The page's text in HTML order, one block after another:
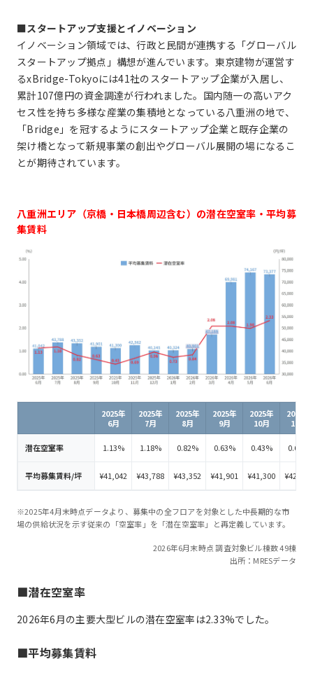
■スタートアップ支援とイノベーション
イノベーション領域では、行政と民間が連携する「グローバル
スタートアップ拠点」構想が進んでいます。東京建物が運営す
るxBridge-Tokyoには41社のスタートアップ企業が入居し、
累計107億円の資金調達が行われました。国内随一の高いアク
セス性を持ち多様な産業の集積地となっている八重洲の地で、
「Bridge」を冠するようにスタートアップ企業と既存企業の
架け橋となって新規事業の創出やグローバル展開の場になるこ
とが期待されています。
八重洲エリア（京橋・日本橋周辺含む）の潜在空室率・平均募
集賃料
2025年
6月
2025年
7月
2025年
8月
2025年
9月
2025年
10月
2025年
11月
潜在空室率 1.13% 1.18% 0.82% 0.63% 0.43% 0.69%
平均募集賃料/坪 ¥41,042 ¥43,788 ¥43,352 ¥41,901 ¥41,300 ¥42,562
※2025年4月末時点データより、募集中の全フロアを対象とした中長期的な市
場の供給状況を示す従来の「空室率」を「潜在空室率」と再定義しています。
2026年6月末時点 調査対象ビル棟数 49棟
出所：MRESデータ
■潜在空室率
2026年6月の主要大型ビルの潜在空室率は2.33%でした。
■平均募集賃料